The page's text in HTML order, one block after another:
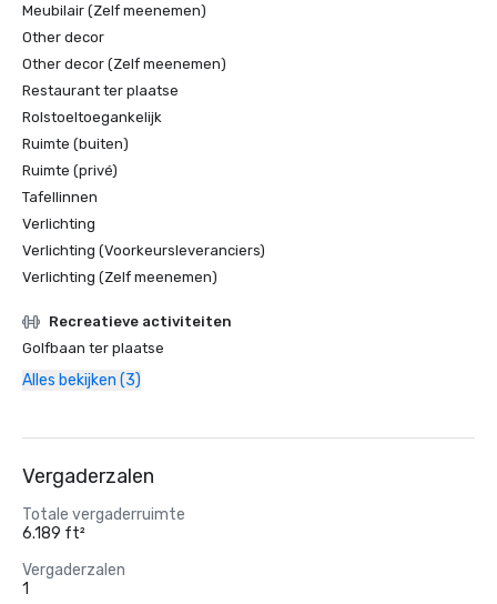
Meubilair (Zelf meenemen)
Other decor
Other decor (Zelf meenemen)
Restaurant ter plaatse
Rolstoeltoegankelijk
Ruimte (buiten)
Ruimte (privé)
Tafellinnen
Verlichting
Verlichting (Voorkeursleveranciers)
Verlichting (Zelf meenemen)
Recreatieve activiteiten
Golfbaan ter plaatse
Alles bekijken (3)
Vergaderzalen
Totale vergaderruimte
6.189 ft²
Vergaderzalen
1